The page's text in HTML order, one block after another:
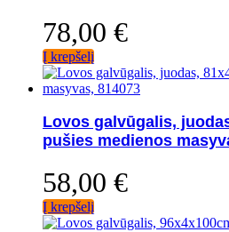
78,00 €
Į krepšelį
Lovos galvūgalis,
pušies medienos
58,00 €
Į krepšelį